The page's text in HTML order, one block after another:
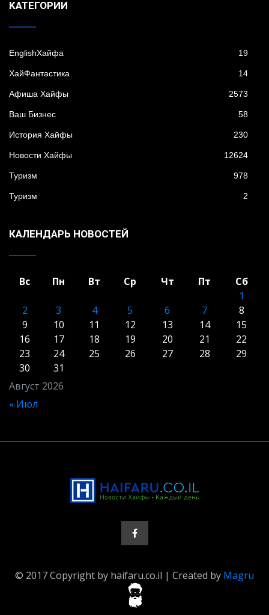
KАТЕГОРИИ
EnglishХайфа 19
XайФантастика 14
Афиша Хайфы 2573
Ваш Бизнес 58
История Хайфы 230
Новости Хайфы 12624
Туризм 978
Туризм 2
КАЛЕНДАРЬ НОВОСТЕЙ
Август 2026
Вс Пн Вт Ср Чт Пт
Сб
1
2
3 4 5 6 7
8
9
10 11 12 13 14
15
16
17 18 19 20 21
22
23
24 25 26 27 28
29
30
31
« Июл
© 2017 Copyright by haifaru.co.il | Created by Magru